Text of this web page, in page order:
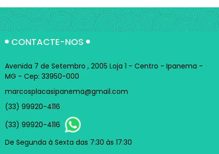
CONTACTE-NOS
Avenida 7 de Setembro , 2005 Loja 1 - Centro - Ipanema -
MG - Cep: 33950-000
marcosplacasipanema@gmail.com
(33) 99920-4116
(33) 99920-4116
De Segunda à Sexta das 7:30 às 17:30